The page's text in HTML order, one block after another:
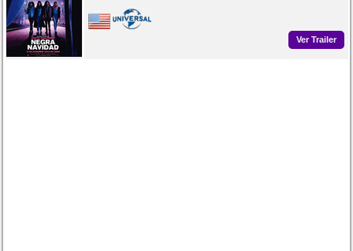
Ver Trailer